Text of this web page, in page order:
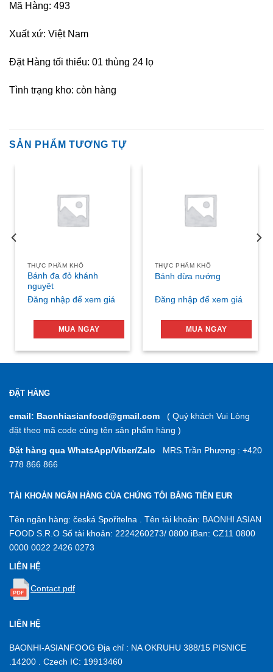
Mã Hàng: 493
Xuất xứ: Việt Nam
Đặt Hàng tối thiểu: 01 thùng 24 lọ
Tình trạng kho: còn hàng
SẢN PHẨM TƯƠNG TỰ
THỰC PHẨM KHÔ
Bánh đa đỏ khánh
nguyêt
Đăng nhập để xem giá
MUA NGAY
THỰC PHẨM KHÔ
Bánh dừa nướng
Đăng nhập để xem giá
MUA NGAY
ĐẶT HÀNG
email: Baonhiasianfood@gmail.com ( Quý khách Vui Lòng
đặt theo mã code cùng tên sản phẩm hàng )
Đặt hàng qua WhatsApp/Viber/Zalo MRS.Trần Phương : +420
778 866 866
TÀI KHOẢN NGÂN HÀNG CỦA CHÚNG TÔI BẰNG TIỀN EUR
Tên ngân hàng: česká Spořitelna . Tên tài khoản: BAONHI ASIAN
FOOD S.R.O Số tài khoản: 2224260273/ 0800 iBan: CZ11 0800
0000 0022 2426 0273
LIÊN HỆ
Contact.pdf
LIÊN HỆ
BAONHI-ASIANFOOG Địa chỉ : NA OKRUHU 388/15 PISNICE
.14200 . Czech IC: 19913460